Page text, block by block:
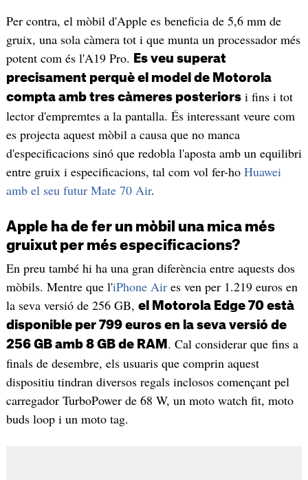
Per contra, el mòbil d'Apple es beneficia de 5,6 mm de
gruix, una sola càmera tot i que munta un processador més
potent com és l'A19 Pro.
Es veu superat
precisament perquè el model de Motorola
compta amb tres càmeres posteriorsi fins i tot
lector d'empremtes a la pantalla. És interessant veure com
es projecta aquest mòbil a causa que no manca
d'especificacions sinó que redobla l'aposta amb un equilibri
entre gruix i especificacions, tal com vol fer-ho Huawei
amb el seu futur Mate 70 Air.
Apple ha de fer un mòbil una mica més
gruixut per més especificacions?
En preu també hi ha una gran diferència entre aquests dos
mòbils. Mentre que l'iPhone Aires ven per 1.219 euros en
la seva versió de 256 GB, el Motorola Edge 70 està
disponible per 799 euros en la seva versió de
256 GB amb 8 GB de RAM . Cal considerar que fins a
finals de desembre, els usuaris que comprin aquest
dispositiu tindran diversos regals inclosos començant pel
carregador TurboPower de 68 W, un moto watch fit, moto
buds loop i un moto tag.